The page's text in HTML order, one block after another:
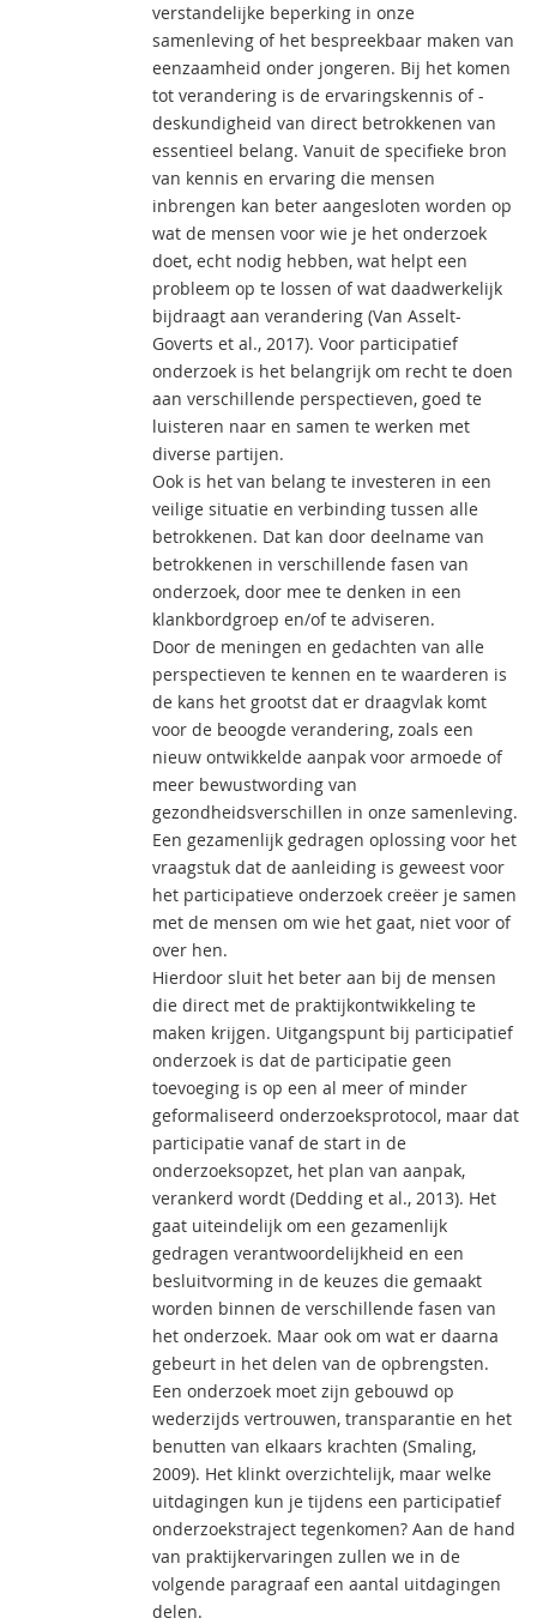
verstandelijke beperking in onze
samenleving of het bespreekbaar maken van
eenzaamheid onder jongeren. Bij het komen
tot verandering is de ervaringskennis of -
deskundigheid van direct betrokkenen van
essentieel belang. Vanuit de specifieke bron
van kennis en ervaring die mensen
inbrengen kan beter aangesloten worden op
wat de mensen voor wie je het onderzoek
doet, echt nodig hebben, wat helpt een
probleem op te lossen of wat daadwerkelijk
bijdraagt aan verandering (Van Asselt-
Goverts et al., 2017). Voor participatief
onderzoek is het belangrijk om recht te doen
aan verschillende perspectieven, goed te
luisteren naar en samen te werken met
diverse partijen.
Ook is het van belang te investeren in een
veilige situatie en verbinding tussen alle
betrokkenen. Dat kan door deelname van
betrokkenen in verschillende fasen van
onderzoek, door mee te denken in een
klankbordgroep en/of te adviseren.
Door de meningen en gedachten van alle
perspectieven te kennen en te waarderen is
de kans het grootst dat er draagvlak komt
voor de beoogde verandering, zoals een
nieuw ontwikkelde aanpak voor armoede of
meer bewustwording van
gezondheidsverschillen in onze samenleving.
Een gezamenlijk gedragen oplossing voor het
vraagstuk dat de aanleiding is geweest voor
het participatieve onderzoek creëer je samen
met de mensen om wie het gaat, niet voor of
over hen.
Hierdoor sluit het beter aan bij de mensen
die direct met de praktijkontwikkeling te
maken krijgen. Uitgangspunt bij participatief
onderzoek is dat de participatie geen
toevoeging is op een al meer of minder
geformaliseerd onderzoeksprotocol, maar dat
participatie vanaf de start in de
onderzoeksopzet, het plan van aanpak,
verankerd wordt (Dedding et al., 2013). Het
gaat uiteindelijk om een gezamenlijk
gedragen verantwoordelijkheid en een
besluitvorming in de keuzes die gemaakt
worden binnen de verschillende fasen van
het onderzoek. Maar ook om wat er daarna
gebeurt in het delen van de opbrengsten.
Een onderzoek moet zijn gebouwd op
wederzijds vertrouwen, transparantie en het
benutten van elkaars krachten (Smaling,
2009). Het klinkt overzichtelijk, maar welke
uitdagingen kun je tijdens een participatief
onderzoekstraject tegenkomen? Aan de hand
van praktijkervaringen zullen we in de
volgende paragraaf een aantal uitdagingen
delen.